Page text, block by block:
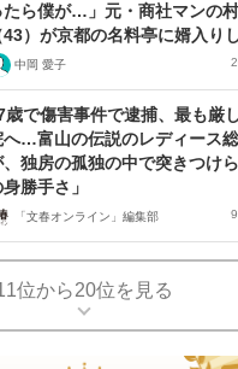
たら僕が…」元・商社マンの
43）が京都の名料亭に婿入り
中岡 愛子
歳で傷害事件で逮捕、最も厳
へ…富山の伝説のレディース総
、独房の孤独の中で突きつけ
勝手さ」
「文春オンライン」編集部
位から20位を見る